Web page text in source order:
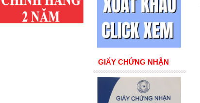
GIẤY CHỨNG NHẬN